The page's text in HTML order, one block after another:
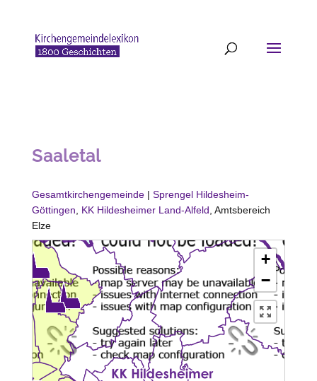
Saaletal
Gesamtkirchengemeinde| Sprengel Hildesheim-
Göttingen
KK Hildesheimer Land-Alfeld , Amtsbereich
Elze
+
−